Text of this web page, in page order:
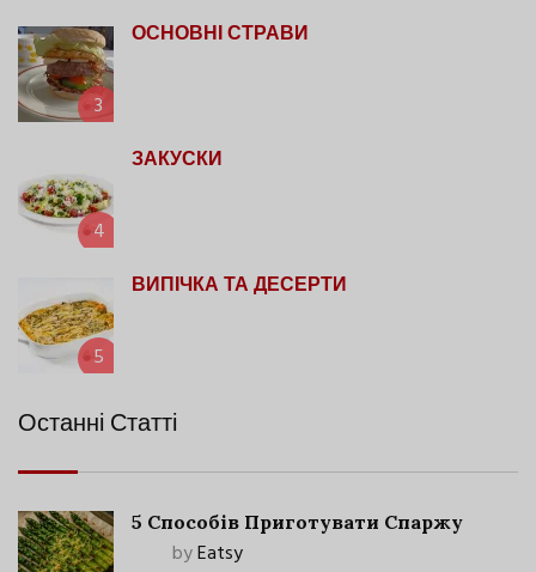
3
ОСНОВНІ СТРАВИ
4
ЗАКУСКИ
5
ВИПІЧКА ТА ДЕСЕРТИ
Останні Статті
5 Способів Приготувати Спаржу
byEatsy